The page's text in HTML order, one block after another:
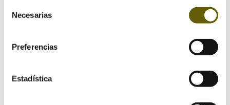
Necesarias
Preferencias
Estadística